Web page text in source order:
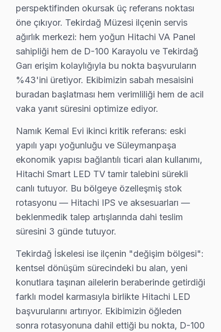
• Süleymanpaşa'de motorlu döner braket montajı ve
• Süleymanpaşa servisimizde kablo kanalı ile estetik
• Süleymanpaşa'de Wi-Fi optimizasyonu ve yayın
• Süleymanpaşa servisimizde oyun konsolu ve harici
• Süleymanpaşa'de uzaktan kumanda programlama
Hitachi TV'nizin ilk açılışından itibaren en iyi
Süleymanpaşa'da Hitachi Yıllık Bakım
Hitachi LED TV'nizin uzun yıllar sorunsuz çalışması
Bakım kapsamımız:
• Süleymanpaşa'de toz ve ısı yönetimi optimizasyonu
• Güç kartı kondansatör ön kontrolü —
• Süleymanpaşa'de ekran pikseli ve renk
• Ses sistemi ve hoparlör temizliği — Süleymanpaşa
• Süleymanpaşa'de bağlantı portları ve konektör
Süleymanpaşa'da Hitachi TV Yerinde Onarım
Süleymanpaşa'da Hitachi televizyonunuz
Yerinde tamir sürecimiz — Süleymanpaşa:
• Süleymanpaşa'de yerinde teşhis ve anlık fiyat teklifi
perspektifinden okursak üç referans noktası
öne çıkıyor. Tekirdağ Müzesi ilçenin servis
ağırlık merkezi: hem yoğun Hitachi VA Panel
sahipliği hem de D-100 Karayolu ve Tekirdağ
Garı erişim kolaylığıyla bu nokta başvuruların
%43'ini üretiyor. Ekibimizin sabah mesaisini
buradan başlatması hem verimliliği hem de acil
vaka yanıt süresini optimize ediyor.
Namık Kemal Evi ikinci kritik referans: eski
yapılı yapı yoğunluğu ve Süleymanpaşa
ekonomik yapısı bağlantılı ticari alan kullanımı,
Hitachi Smart LED TV tamir talebini sürekli
canlı tutuyor. Bu bölgeye özelleşmiş stok
rotasyonu — Hitachi IPS ve aksesuarları —
beklenmedik talep artışlarında dahi teslim
süresini 3 günde tutuyor.
Tekirdağ İskelesi ise ilçenin "değişim bölgesi":
kentsel dönüşüm sürecindeki bu alan, yeni
konutlara taşınan ailelerin beraberinde getirdiği
farklı model karmasıyla birlikte Hitachi LED
başvurularını artırıyor. Ekibimizin öğleden
sonra rotasyonuna dahil ettiği bu nokta, D-100